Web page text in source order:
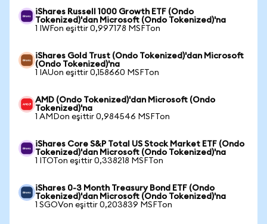
iShares Russell 1000 Growth ETF (Ondo
Tokenized)'dan Microsoft (Ondo Tokenized)'na
1 IWFon eşittir 0,997178 MSFTon
iShares Gold Trust (Ondo Tokenized)'dan Microsoft
(Ondo Tokenized)'na
1 IAUon eşittir 0,158660 MSFTon
AMD (Ondo Tokenized)'dan Microsoft (Ondo
Tokenized)'na
1 AMDon eşittir 0,984546 MSFTon
iShares Core S&P Total US Stock Market ETF (Ondo
Tokenized)'dan Microsoft (Ondo Tokenized)'na
1 ITOTon eşittir 0,338218 MSFTon
iShares 0-3 Month Treasury Bond ETF (Ondo
Tokenized)'dan Microsoft (Ondo Tokenized)'na
1 SGOVon eşittir 0,203839 MSFTon